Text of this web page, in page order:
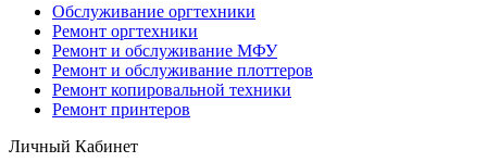
Обслуживание оргтехники
Ремонт оргтехники
Ремонт и обслуживание МФУ
Ремонт и обслуживание плоттеров
Ремонт копировальной техники
Ремонт принтеров
Личный Кабинет